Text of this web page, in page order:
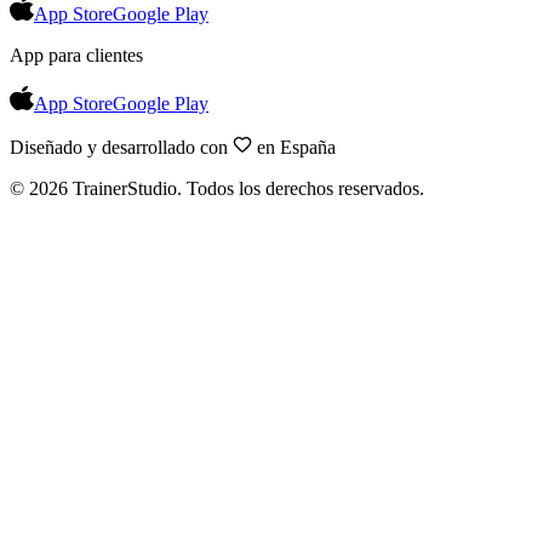
App StoreGoogle Play
App para clientes
App StoreGoogle Play
Diseñado y desarrollado con
en España
© 2026 TrainerStudio. Todos los derechos reservados.